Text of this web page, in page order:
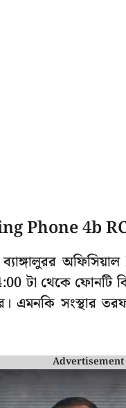
Phone 4b
টা থেকে ফোনটি
এমনকি সংস্থার
Advertisement